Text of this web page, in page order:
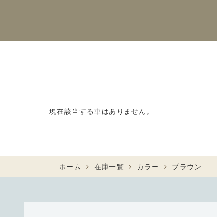
現在該当する車はありません。
ホーム 在庫一覧 カラー ブラウン